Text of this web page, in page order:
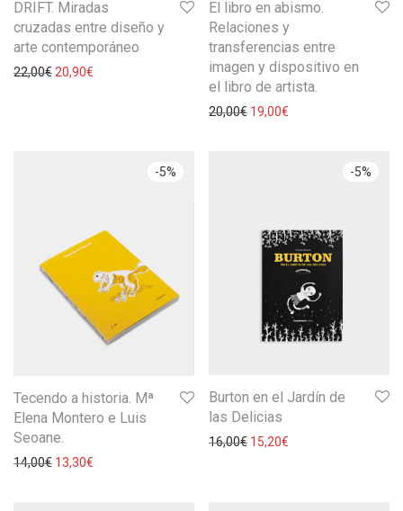
DRIFT. Miradas
cruzadas entre diseño y
arte contemporáneo
22,00€ 20,90€
El libro en abismo.
Relaciones y
transferencias entre
imagen y dispositivo en
el libro de artista.
20,00€ 19,00€
-5%
Tecendo a historia. Mª
Elena Montero e Luis
Seoane.
14,00€ 13,30€
-5%
Burton en el Jardín de
las Delicias
16,00€ 15,20€